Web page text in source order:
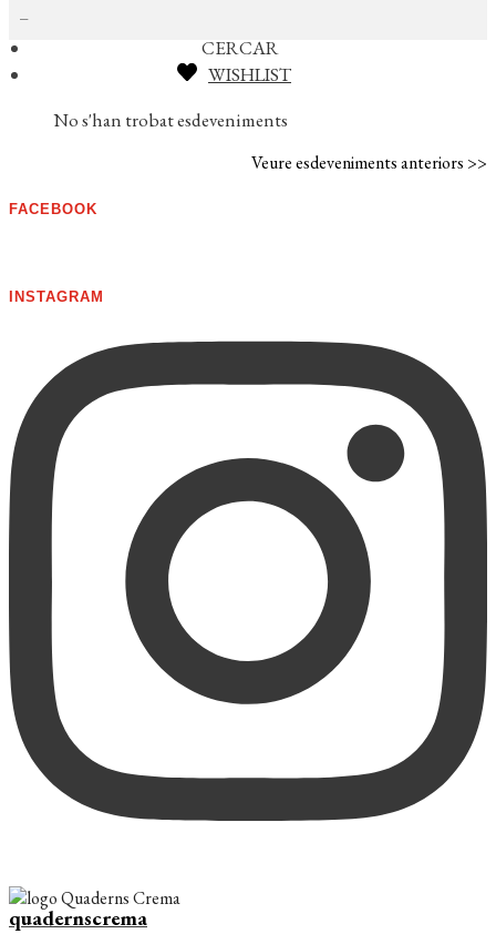
CERCAR
WISHLIST
AGENDA
No s'han trobat esdeveniments
Veure esdeveniments anteriors >>
FACEBOOK
INSTAGRAM
quadernscrema